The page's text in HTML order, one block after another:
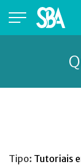
para encontrá-lo.
Tipo: Tutoriais